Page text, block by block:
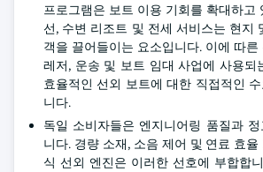
프로그램은 보트 이용 기회를 확대하고
선, 수변 리조트 및 전세 서비스는 현지
객을 끌어들이는 요소입니다. 이에 따
레저, 운송 및 보트 임대 사업에 사용되
효율적인 선외 보트에 대한 직접적인
니다.
독일 소비자들은 엔지니어링 품질과
니다. 경량 소재, 소음 제어 및 연료 효
식 선외 엔진은 이러한 선호에 부합합